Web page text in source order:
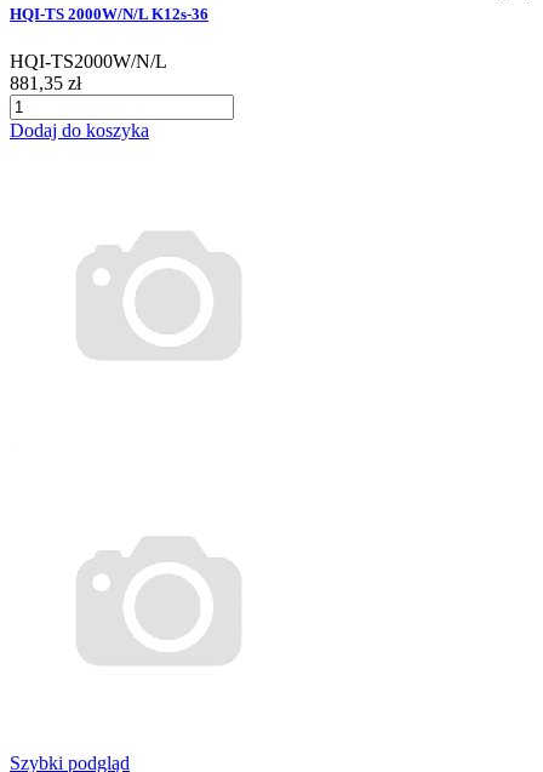
HQI-TS 2000W/N/L K12s-36
HQI-TS2000W/N/L
881,35 zł
Dodaj do koszyka
Szybki podgląd